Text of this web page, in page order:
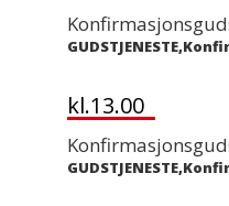
kl.13.00